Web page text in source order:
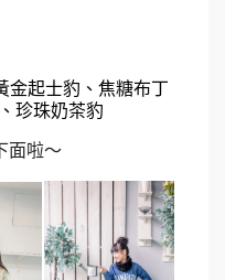
金起士豹 、焦糖布丁
、 珍珠奶茶豹
面啦～